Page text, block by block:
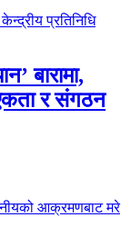
बारामा,
एकता र संगठन